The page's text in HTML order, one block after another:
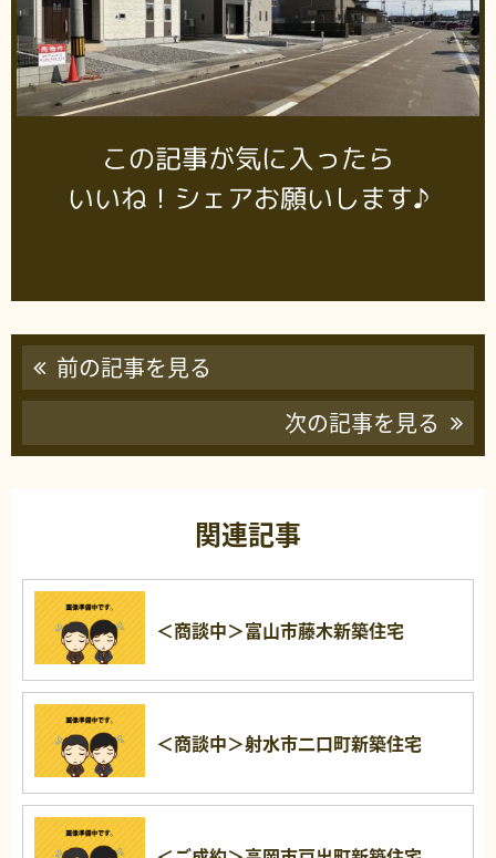
この記事が気に入ったら
いいね！シェアお願いします♪
前の記事を見る
次の記事を見る
関連記事
＜商談中＞富山市藤木新築住宅
＜商談中＞射水市二口町新築住宅